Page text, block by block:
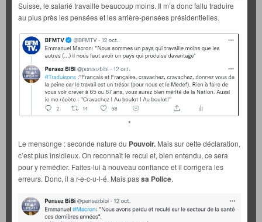
Suisse, le salarié travaille beaucoup moins. Il m’a donc fallu traduire
au plus près les pensées et les arrière-pensées présidentielles.
*
Le mensonge : seconde nature du Pouvoir. Mais sur cette déclaration,
c’est plus insidieux. On reconnaît le recul et, bien entendu, ce sera
pour y remédier. Faites-lui à nouveau confiance et il corrigera les
erreurs. Donc, il a r-e-c-u-l-é. Mais passa Police.